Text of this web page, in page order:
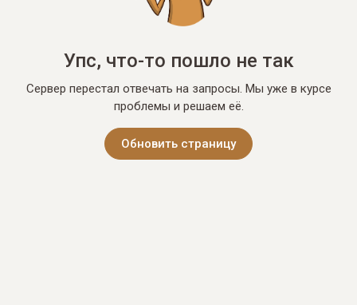
Упс, что-то пошло не так
Сервер перестал отвечать на запросы. Мы уже в курсе
проблемы и решаем её.
Обновить страницу